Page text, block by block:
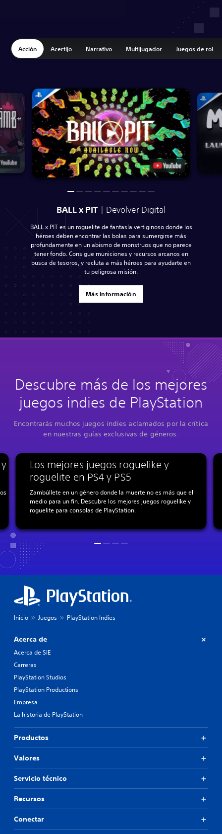
Acción Acertijo Narrativo Multijugador Juegos de rol
BALL x PIT | Devolver Digital
BALL x PIT es un roguelite de fantasía vertiginoso donde los
héroes deben encontrar las bolas para sumergirse más
profundamente en un abismo de monstruos que no parece
tener fondo. Consigue municiones y recursos arcanos en
busca de tesoros, y recluta a más héroes para ayudarte en
tu peligrosa misión.
Más información
Descubre más de los mejores
juegos indies de PlayStation
Encontrarás muchos juegos indies aclamados por la crítica
en nuestras guías exclusivas de géneros.
Los mejores juegos roguelike y
roguelite en PS4 y PS5
Zambúllete en un género donde la muerte no es más que el
medio para un fin. Descubre los mejores juegos roguelike y
roguelite para consolas de PlayStation.
Inicio Juegos PlayStation Indies
Acerca de
Acerca de SIE
Carreras
PlayStation Studios
PlayStation Productions
Empresa
La historia de PlayStation
Productos
Valores
Servicio técnico
Recursos
Conectar